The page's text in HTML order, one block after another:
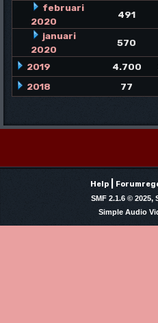
februari
2020
491
januari
2020
570
2019 4.700
2018
77
Help|
SMF 2.1.6 © 2025,
Simple Audio